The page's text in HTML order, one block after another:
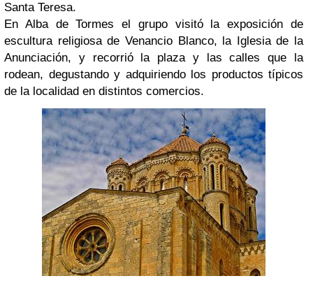
Santa Teresa.
En Alba de Tormes el grupo visitó la exposición de
escultura religiosa de Venancio Blanco, la Iglesia de la
Anunciación, y recorrió la plaza y las calles que la
rodean, degustando y adquiriendo los productos típicos
de la localidad en distintos comercios.